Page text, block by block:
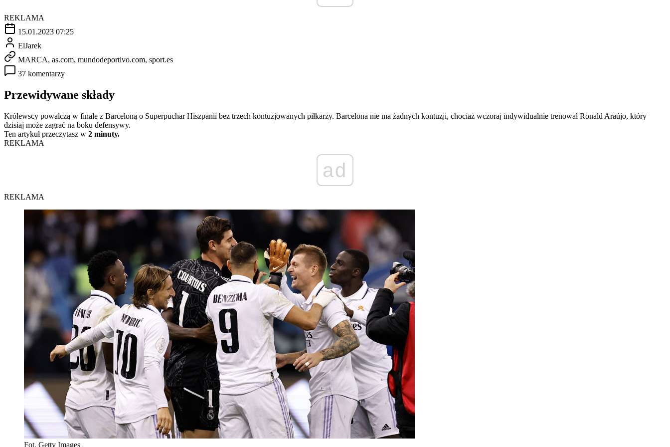
REKLAMA
15.01.2023 07:25
ElJarek
MARCA, as.com, mundodeportivo.com, sport.es
37 komentarzy
Przewidywane składy
Królewscy powalczą w finale z Barceloną o Superpuchar Hiszpanii bez trzech kontuzjowanych piłkarzy. Barcelona nie ma żadnych kontuzji, chociaż wczoraj indywidualnie trenował Ronald Araújo, który
dzisiaj może zagrać na boku defensywy.
Ten artykuł przeczytasz w 2 minuty.
REKLAMA
ad
REKLAMA
Fot. Getty Images